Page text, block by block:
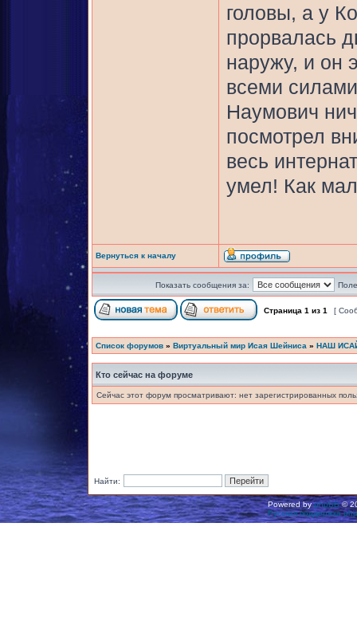
головы, а у
прорвалась
наружу, и он
всеми
Наумович
посмотрел
весь
умел! Как
Вернуться к началу
Показать сообщения за:
Страница 1 из 1 [
Список форумов » Виртуальный мир Исая Шейниса » НАШ
Кто сейчас на форуме
Сейчас этот форум просматривают: нет зарегистрированных
Найти:
Powered byphpBB©
Русская поддержка